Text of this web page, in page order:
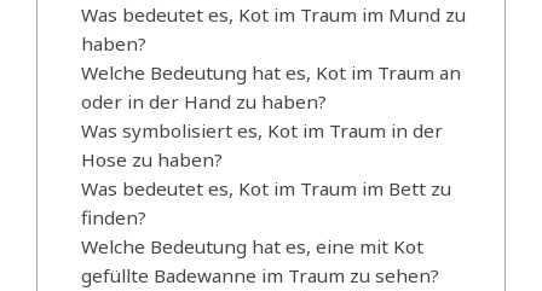
Was bedeutet es, Kot im Traum im Mund zu
haben?
Welche Bedeutung hat es, Kot im Traum an
oder in der Hand zu haben?
Was symbolisiert es, Kot im Traum in der
Hose zu haben?
Was bedeutet es, Kot im Traum im Bett zu
finden?
Welche Bedeutung hat es, eine mit Kot
gefüllte Badewanne im Traum zu sehen?